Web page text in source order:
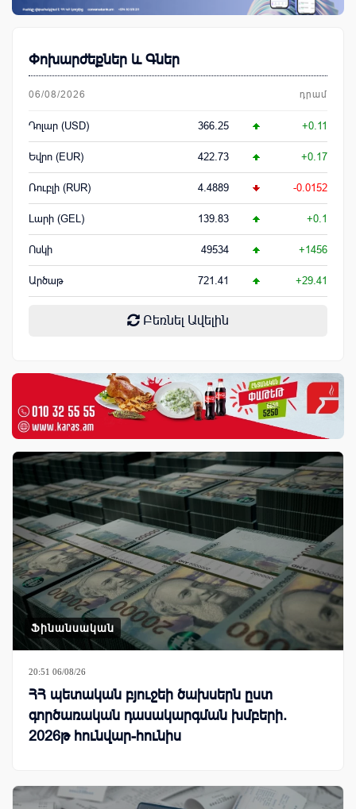
Փոխարժեքներ և Գներ
06/08/2026 դրամ
Դոլար (USD) 366.25 +0.11
Եվրո (EUR) 422.73 +0.17
Ռուբլի (RUR) 4.4889 -0.0152
Լարի (GEL) 139.83 +0.1
Ոսկի 49534 +1456
Արծաթ 721.41 +29.41
Բեռնել Ավելին
Ֆինանսական
20:51 06/08/26
ՀՀ պետական բյուջեի ծախսերն ըստ
գործառական դասակարգման խմբերի.
2026թ հունվար-հունիս